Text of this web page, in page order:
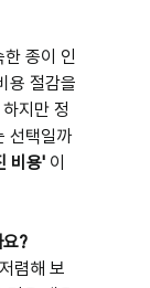
종이 인
용 절감을
지만 정
선택일까
비용' 이
?
렴해 보